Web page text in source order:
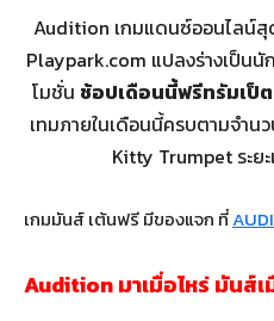
Audition เกมแดนซ์ออนไลน์สุ
Playpark.com แปลงร่างเป็น
โมชั่น ช้อปเดือนนี้ฟรีทรัมเป็ต
เทมภายในเดือนนี้ครบตามจำ
Kitty Trumpet ระย
เกมมันส์ เต้นฟรี มีของแจก ที่
Audition มาเมื่อไหร่ มันส์